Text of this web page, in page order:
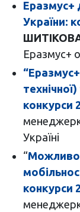
Еразмус+
України:
Еразмус+
конкурси
Україні
“
конкурси